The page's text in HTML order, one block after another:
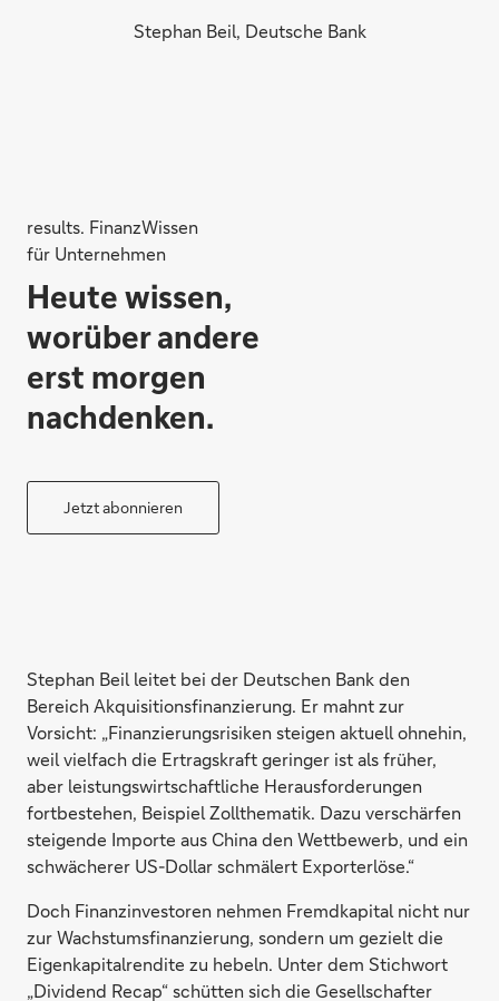
Stephan Beil, Deutsche Bank
results. FinanzWissen
für Unternehmen
Heute wissen,
worüber andere
erst morgen
nachdenken.
Jetzt abonnieren
Stephan Beil leitet bei der Deutschen Bank den
Bereich Akquisitionsfinanzierung. Er mahnt zur
Vorsicht: „Finanzierungsrisiken steigen aktuell ohnehin,
weil vielfach die Ertragskraft geringer ist als früher,
aber leistungswirtschaftliche Herausforderungen
fortbestehen, Beispiel Zollthematik. Dazu verschärfen
steigende Importe aus China den Wettbewerb, und ein
schwächerer US-Dollar schmälert Exporterlöse.“
Doch Finanzinvestoren nehmen Fremdkapital nicht nur
zur Wachstumsfinanzierung, sondern um gezielt die
Eigenkapitalrendite zu hebeln. Unter dem Stichwort
„Dividend Recap“ schütten sich die Gesellschafter